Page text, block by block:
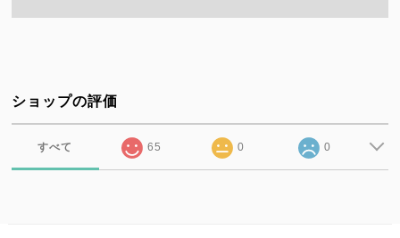
ショップの評価
すべて 65 0 0